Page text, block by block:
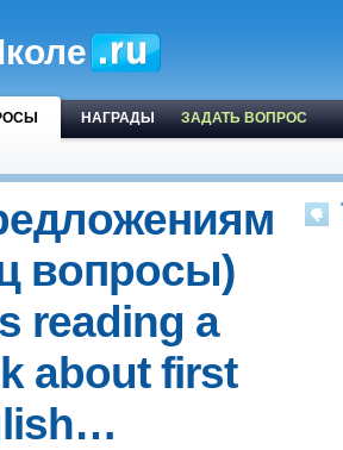
НАГРАДЫ ЗАДАТЬ ВОПРОС
вопросы)
reading a
about first